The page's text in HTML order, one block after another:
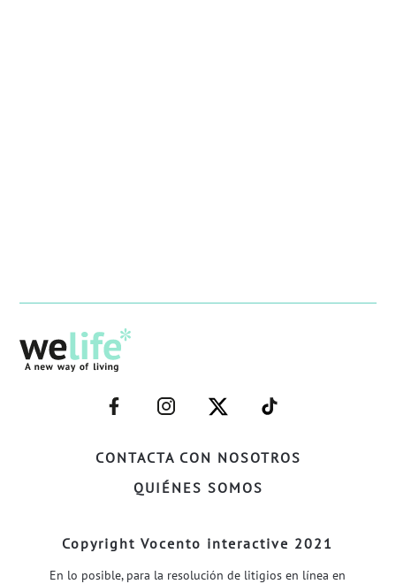
CONTACTA CON NOSOTROS
QUIÉNES SOMOS
–
FACEBOOK–
–
INSTAGRAM–
–
TWITTER–
–
WELIFE–
Copyright Vocento interactive 2021
En lo posible, para la resolución de litigios en línea en